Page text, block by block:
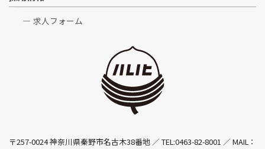
求人フォーム
〒257-0024 神奈川県秦野市名古木38番地 ／ TEL:0463-82-8001 ／ MAIL：